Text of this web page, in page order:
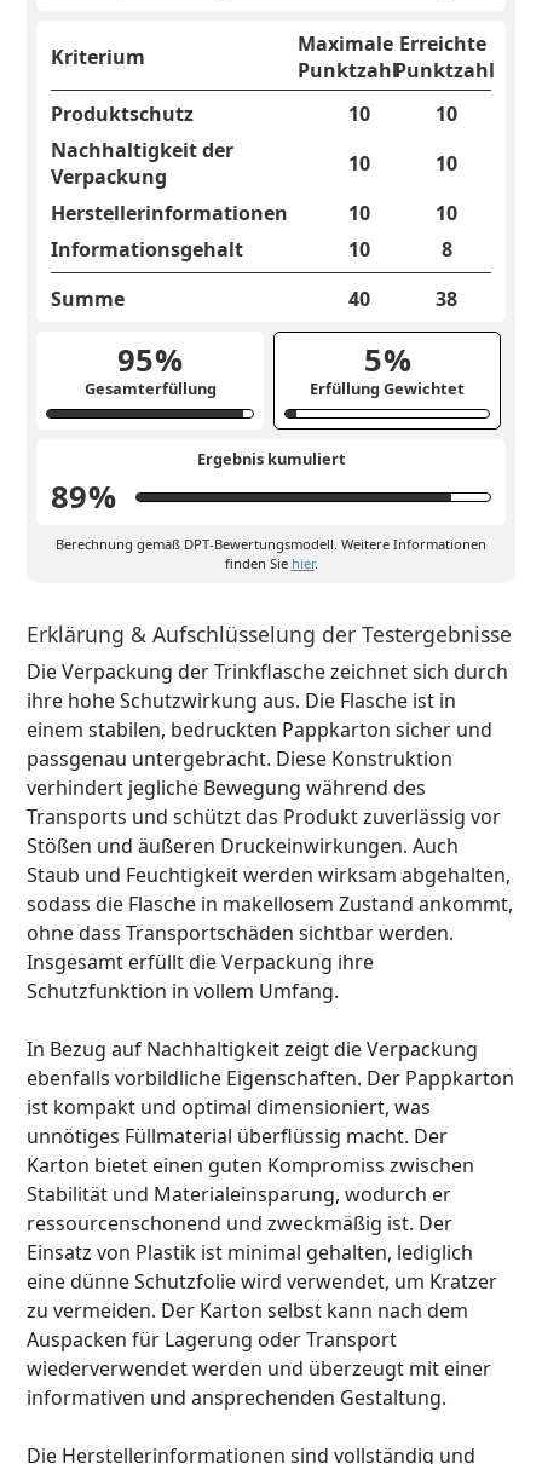
Kriterium
Maximale
Punktzahl
Erreichte
Punktzahl
Produktschutz
10
10
Nachhaltigkeit der
Verpackung
10
10
Herstellerinformationen
10
10
Informationsgehalt
10
8
Summe
40 38
95%
Gesamterfüllung
5%
Erfüllung Gewichtet
Ergebnis kumuliert
89%
Berechnung gemäß DPT-Bewertungsmodell. Weitere Informationen
finden Sie hier.
Erklärung & Aufschlüsselung der Testergebnisse
Die Verpackung der Trinkflasche zeichnet sich durch
ihre hohe Schutzwirkung aus. Die Flasche ist in
einem stabilen, bedruckten Pappkarton sicher und
passgenau untergebracht. Diese Konstruktion
verhindert jegliche Bewegung während des
Transports und schützt das Produkt zuverlässig vor
Stößen und äußeren Druckeinwirkungen. Auch
Staub und Feuchtigkeit werden wirksam abgehalten,
sodass die Flasche in makellosem Zustand ankommt,
ohne dass Transportschäden sichtbar werden.
Insgesamt erfüllt die Verpackung ihre
Schutzfunktion in vollem Umfang.
In Bezug auf Nachhaltigkeit zeigt die Verpackung
ebenfalls vorbildliche Eigenschaften. Der Pappkarton
ist kompakt und optimal dimensioniert, was
unnötiges Füllmaterial überflüssig macht. Der
Karton bietet einen guten Kompromiss zwischen
Stabilität und Materialeinsparung, wodurch er
ressourcenschonend und zweckmäßig ist. Der
Einsatz von Plastik ist minimal gehalten, lediglich
eine dünne Schutzfolie wird verwendet, um Kratzer
zu vermeiden. Der Karton selbst kann nach dem
Auspacken für Lagerung oder Transport
wiederverwendet werden und überzeugt mit einer
informativen und ansprechenden Gestaltung.
Die Herstellerinformationen sind vollständig und